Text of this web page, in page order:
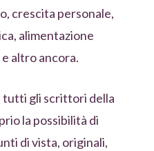
crescita personale,
alimentazione
altro ancora.
tutti gli scrittori della
la possibilità di
di vista, originali,